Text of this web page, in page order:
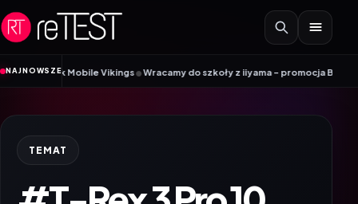
Przejdź do treści
NAJNOWSZE
Mobile Vikings•Wracamy do szkoły z iiyama – promocja Back to
TEMAT